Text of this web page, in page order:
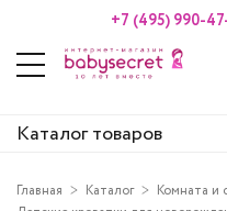
+7 (495) 990-
Каталог товаров
Главная Каталог
Комната и